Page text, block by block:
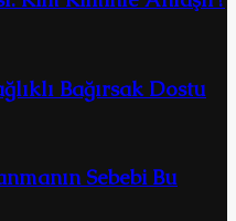
Bağırsak Dostu
Sebebi Bu